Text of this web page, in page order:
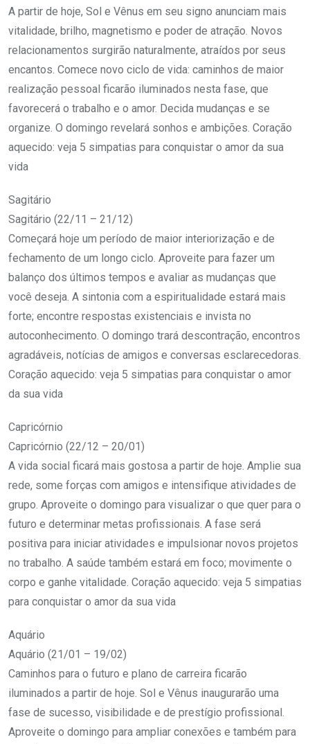
A partir de hoje, Sol e Vênus em seu signo anunciam mais
vitalidade, brilho, magnetismo e poder de atração. Novos
relacionamentos surgirão naturalmente, atraídos por seus
encantos. Comece novo ciclo de vida: caminhos de maior
realização pessoal ficarão iluminados nesta fase, que
favorecerá o trabalho e o amor. Decida mudanças e se
organize. O domingo revelará sonhos e ambições. Coração
aquecido: veja 5 simpatias para conquistar o amor da sua
vida
Sagitário
Sagitário (22/11 – 21/12)
Começará hoje um período de maior interiorização e de
fechamento de um longo ciclo. Aproveite para fazer um
balanço dos últimos tempos e avaliar as mudanças que
você deseja. A sintonia com a espiritualidade estará mais
forte; encontre respostas existenciais e invista no
autoconhecimento. O domingo trará descontração, encontros
agradáveis, notícias de amigos e conversas esclarecedoras.
Coração aquecido: veja 5 simpatias para conquistar o amor
da sua vida
Capricórnio
Capricórnio (22/12 – 20/01)
A vida social ficará mais gostosa a partir de hoje. Amplie sua
rede, some forças com amigos e intensifique atividades de
grupo. Aproveite o domingo para visualizar o que quer para o
futuro e determinar metas profissionais. A fase será
positiva para iniciar atividades e impulsionar novos projetos
no trabalho. A saúde também estará em foco; movimente o
corpo e ganhe vitalidade. Coração aquecido: veja 5 simpatias
para conquistar o amor da sua vida
Aquário
Aquário (21/01 – 19/02)
Caminhos para o futuro e plano de carreira ficarão
iluminados a partir de hoje. Sol e Vênus inaugurarão uma
fase de sucesso, visibilidade e de prestígio profissional.
Aproveite o domingo para ampliar conexões e também para